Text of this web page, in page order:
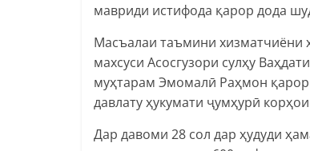
мавриди истифода қарор дода
Масъалаи таъмини хизматчиёни
махсуси Асосгузори сулҳу
муҳтарам Эмомалӣ Раҳмон
давлату ҳукумати ҷумҳурӣ
Дар давоми 28 сол дар ҳудуди